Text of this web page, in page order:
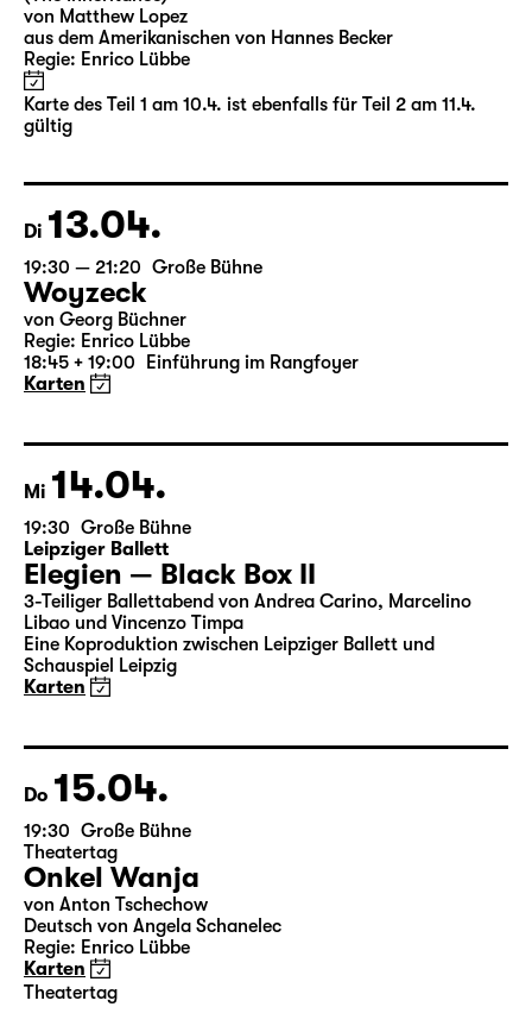
16:00 Große Bühne
Teil 2
Das Vermächtnis - in zwei Teilen
(The Inheritance)
von Matthew Lopez
aus dem Amerikanischen von Hannes Becker
gültig
Di 13.04.
19:30 — 21:20 Große Bühne
Woyzeck
18:45 + 19:00 Einführung im Rangfoyer
Karten
Mi 14.04.
19:30 Große Bühne
Leipziger Ballett
Elegien — Black Box II
3-Teiliger Ballettabend von Andrea Carino, Marcelino
Schauspiel Leipzig
Karten
Do 15.04.
19:30 Große Bühne
Theatertag
Onkel Wanja
von Anton Tschechow